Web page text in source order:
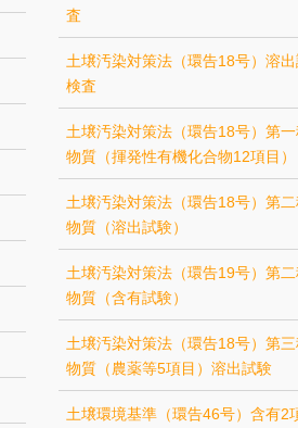
査
土壌汚染対策法（環告18号）溶
検査
土壌汚染対策法（環告18号）第
物質（揮発性有機化合物12項目）
土壌汚染対策法（環告18号）第
物質（溶出試験）
土壌汚染対策法（環告19号）第
物質（含有試験）
土壌汚染対策法（環告18号）第
物質（農薬等5項目）溶出試験
土壌環境基準（環告46号）含有2